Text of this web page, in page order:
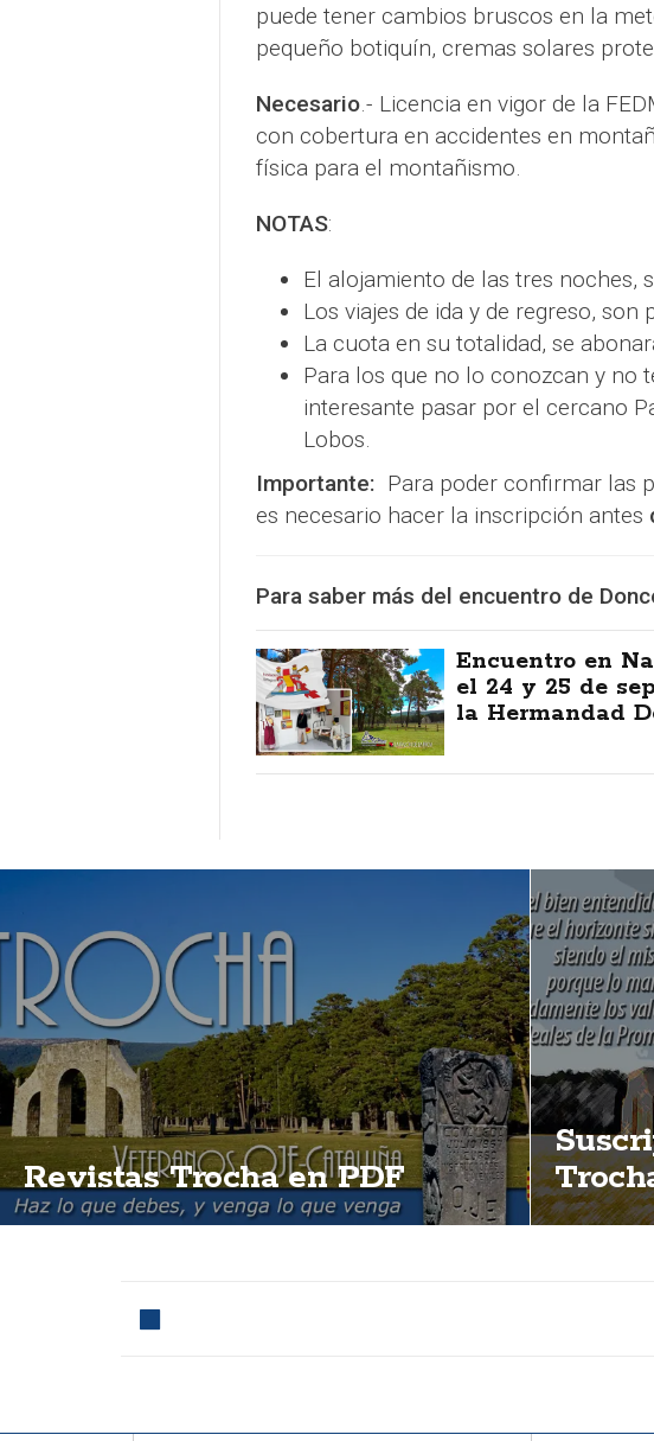
puede tener cambios bruscos en la
pequeño botiquín, cremas solares
Necesario.- Licencia en vigor de la
con cobertura en accidentes en
física para el montañismo.
NOTAS:
El alojamiento de las tres noches,
Los viajes de ida y de regreso, son
La cuota en su totalidad, se
Para los que no lo conozcan y no
interesante pasar por el cercano
Lobos.
Importante: Para poder confirmar las
es necesario hacer la inscripción antes
Para saber más del encuentro de
Encuentro en
el 24 y 25 de
la Hermandad
Revistas Trocha en PDF